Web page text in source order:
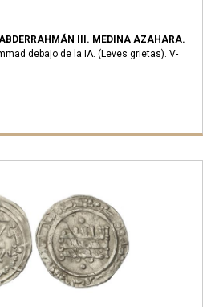
III. MEDINA AZAHARA.
debajo de la IA. (Leves grietas). V-